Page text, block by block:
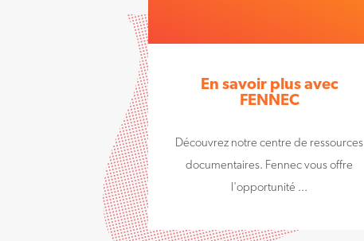
En savoir plus avec
FENNEC
Découvrez notre centre de ressources
documentaires. Fennec vous offre
l'opportunité ...